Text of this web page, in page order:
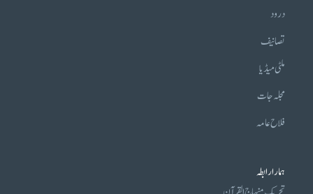
درود
تصانیف
ملٹی میڈیا
مجلہ جات
فلاح عامہ
ہمارا رابطہ